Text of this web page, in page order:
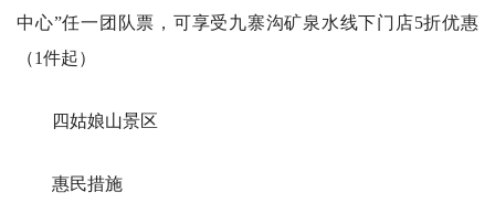
中心”任一团队票，可享受九寨沟矿泉水线下门店5折优惠
（1件起）
四姑娘山景区
惠民措施